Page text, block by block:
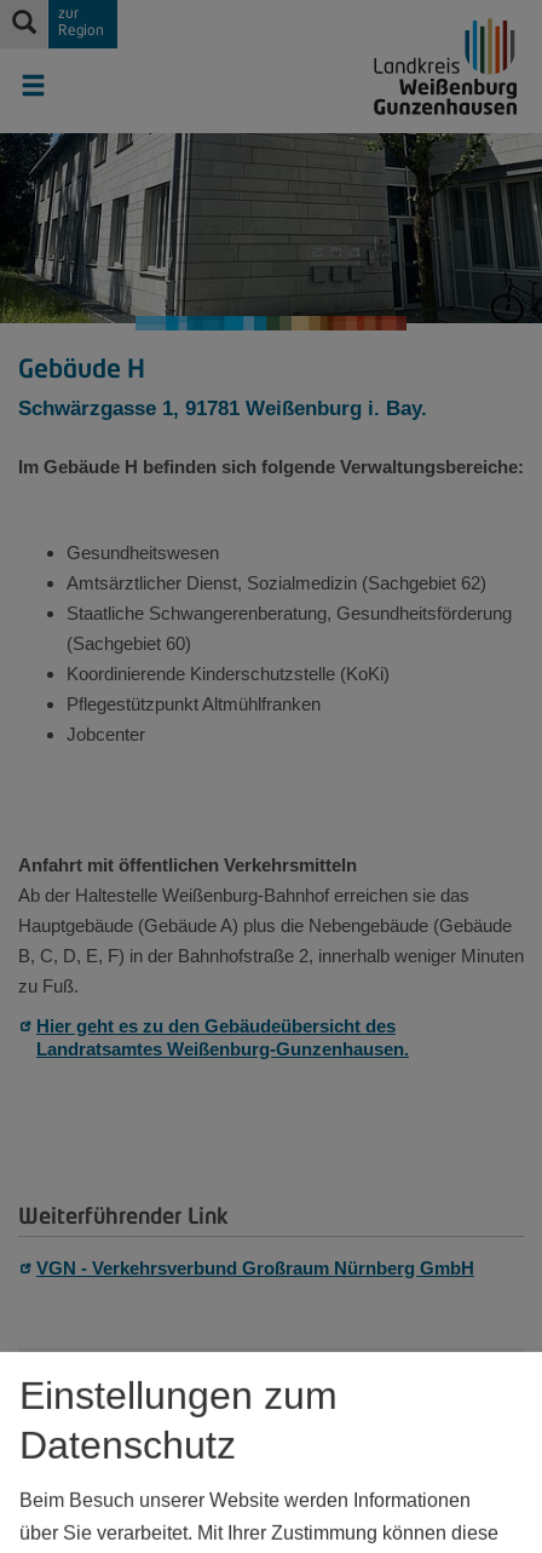
zur
Region
Gebäude H
Schwärzgasse 1, 91781 Weißenburg i. Bay.
Im Gebäude H befinden sich folgende Verwaltungsbereiche:
Gesundheitswesen
Amtsärztlicher Dienst, Sozialmedizin (Sachgebiet 62)
Staatliche Schwangerenberatung, Gesundheitsförderung
(Sachgebiet 60)
Koordinierende Kinderschutzstelle (KoKi)
Pflegestützpunkt Altmühlfranken
Jobcenter
Anfahrt mit öffentlichen Verkehrsmitteln
Ab der Haltestelle Weißenburg-Bahnhof erreichen sie das
Hauptgebäude (Gebäude A) plus die Nebengebäude (Gebäude
B, C, D, E, F) in der Bahnhofstraße 2, innerhalb weniger Minuten
zu Fuß.
Hier geht es zu den Gebäudeübersicht des
Landratsamtes Weißenburg-Gunzenhausen.
Weiterführender Link
VGN - Verkehrsverbund Großraum Nürnberg GmbH
Kontakt
91781 Weißenburg i.Bay.
Einstellungen zum
Datenschutz
Beim Besuch unserer Website werden Informationen
über Sie verarbeitet. Mit Ihrer Zustimmung können diese